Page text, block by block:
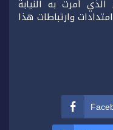
أمرت به النيابة
وارتباطات هذا